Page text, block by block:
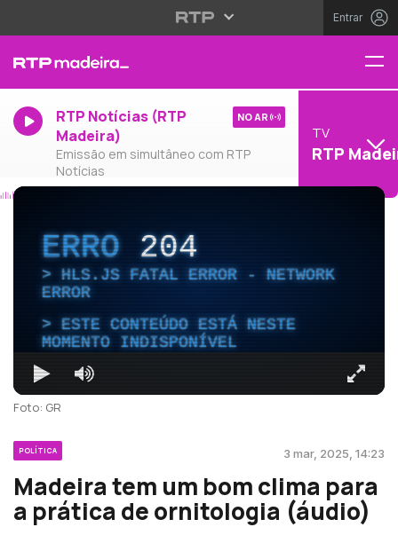
Entrar
RTP Notícias (RTP
Madeira)
Emissão em simultâneo com RTP
Notícias
NO AR
TV
RTP
ERRO204
HLS.JS FATAL ERROR - NETWORK
ERROR
ESTE CONTEÚDO ESTÁ NESTE
MOMENTO INDISPONÍVEL
Foto: GR
POLÍTICA 3 mar, 2025, 14:23
Madeira tem um bom clima para
a prática de ornitologia (áudio)